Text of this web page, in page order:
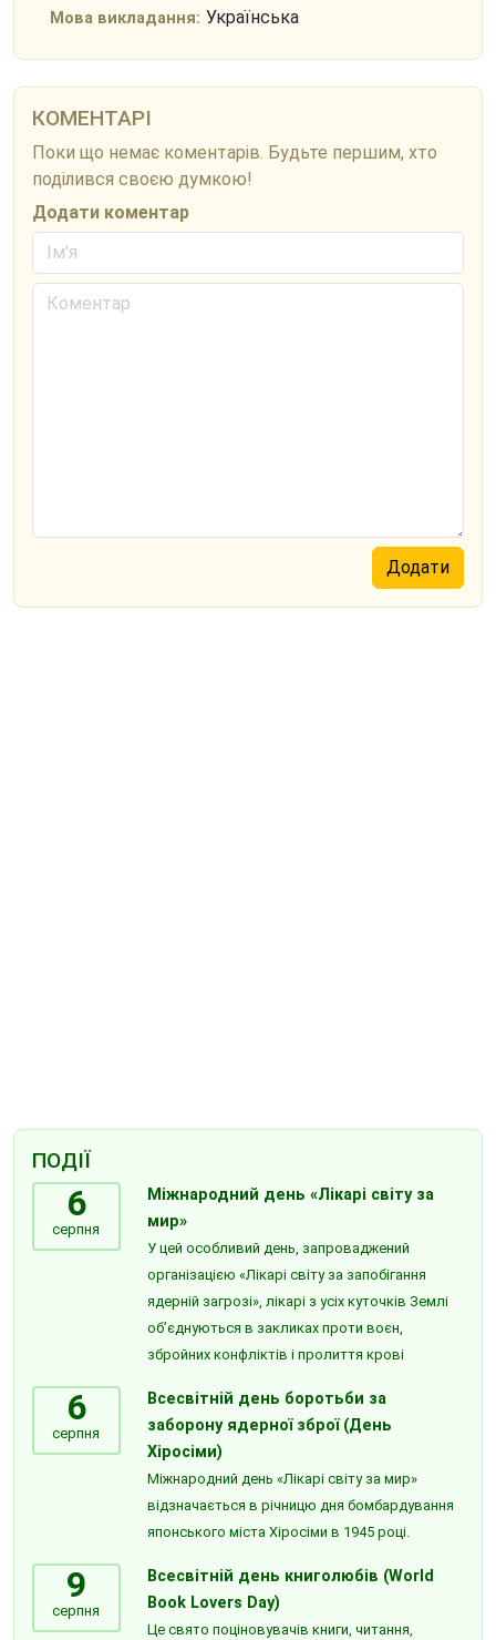
Мова викладання: Українська
КОМЕНТАРІ
Поки що немає коментарів. Будьте першим, хто
поділився своєю думкою!
Додати коментар
ПОДІЇ
6
серпня
Міжнародний день «Лікарі світу за
мир»
У цей особливий день, запроваджений
організацією «Лікарі світу за запобігання
ядерній загрозі», лікарі з усіх куточків Землі
об’єднуються в закликах проти воєн,
збройних конфліктів і пролиття крові
6
серпня
Всесвітній день боротьби за
заборону ядерної зброї (День
Хіросіми)
Міжнародний день «Лікарі світу за мир»
відзначається в річницю дня бомбардування
японського міста Хіросіми в 1945 році.
9
серпня
Всесвітній день книголюбів (World
Book Lovers Day)
Це свято поціновувачів книги, читання,